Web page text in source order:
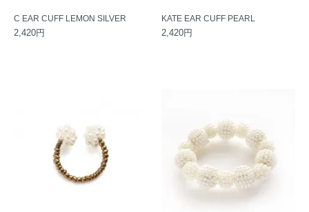
C EAR CUFF LEMON SILVER
2,420円
KATE EAR CUFF PEARL
2,420円